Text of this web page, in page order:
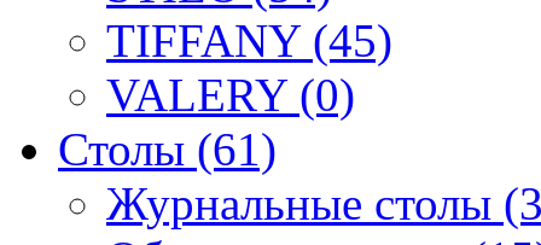
TIFFANY (45)
VALERY (0)
Столы (61)
Журнальные столы